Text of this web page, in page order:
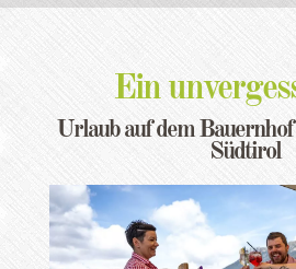
Ein
Urlaub auf dem
Südtirol